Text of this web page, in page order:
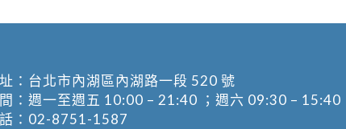
： 台北市內湖區內湖路一段 520 號
：週一至週五 10:00 – 21:40 ；週六 09:30 – 15:40
： 02-8751-1587